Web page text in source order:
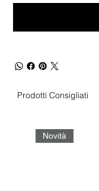
Prodotti Consigliati
Novità